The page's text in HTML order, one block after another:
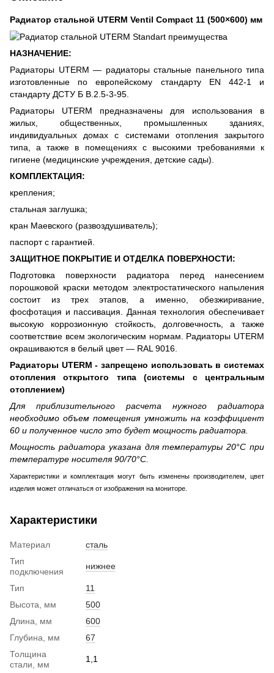
Радиатор стальной UTERM Ventil Compact 11 (500×600) мм
НАЗНАЧЕНИЕ:
Радиаторы UTERM — радиаторы стальные панельного типа
изготовленные по европейскому стандарту EN 442-1 и
стандарту ДСТУ Б В.2.5-3-95.
Радиаторы UTERM предназначены для использования в
жилых, общественных, промышленных зданиях,
индивидуальных домах с системами отопления закрытого
типа, а также в помещениях с высокими требованиями к
гигиене (медицинские учреждения, детские сады).
КОМПЛЕКТАЦИЯ:
крепления;
стальная заглушка;
кран Маевского (развоздушиватель);
паспорт с гарантией.
ЗАЩИТНОЕ ПОКРЫТИЕ И ОТДЕЛКА ПОВЕРХНОСТИ:
Подготовка поверхности радиатора перед нанесением
порошковой краски методом электростатического напыления
состоит из трех этапов, а именно, обезжиривание,
фосфотация и пассивация. Данная технология обеспечивает
высокую коррозионную стойкость, долговечность, а также
соответствие всем экологическим нормам. Радиаторы UTERM
окрашиваются в белый цвет — RAL 9016.
Радиаторы UTERM - запрещено использовать в системах
отопления открытого типа (системы с центральным
отоплением)
Для приблизительного расчета нужного радиатора
необходимо объем помещения умножить на коэффициент
60 и полученное число это будет мощность радиатора.
Мощность радиатора указана для температуры 20°С при
температуре носителя 90/70°С.
Характеристики и комплектация могут быть изменены производителем, цвет
изделия может отличаться от изображения на мониторе.
Характеристики
Материал
сталь
Тип
подключения
нижнее
Тип
11
Высота, мм
500
Длина, мм
600
Глубина, мм
67
Толщина
стали, мм
1,1